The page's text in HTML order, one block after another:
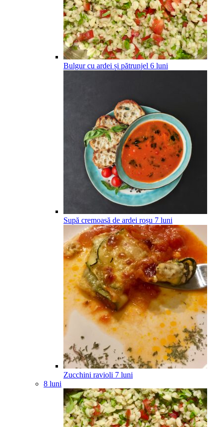
Bulgur cu ardei și pătrunjel 6 luni
Supă cremoasă de ardei roșu 7 luni
Zucchini ravioli 7 luni
8 luni